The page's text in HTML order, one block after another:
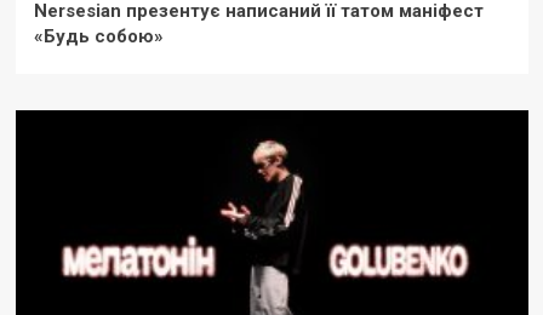
Nersesian презентує написаний її татом маніфест
«Будь собою»